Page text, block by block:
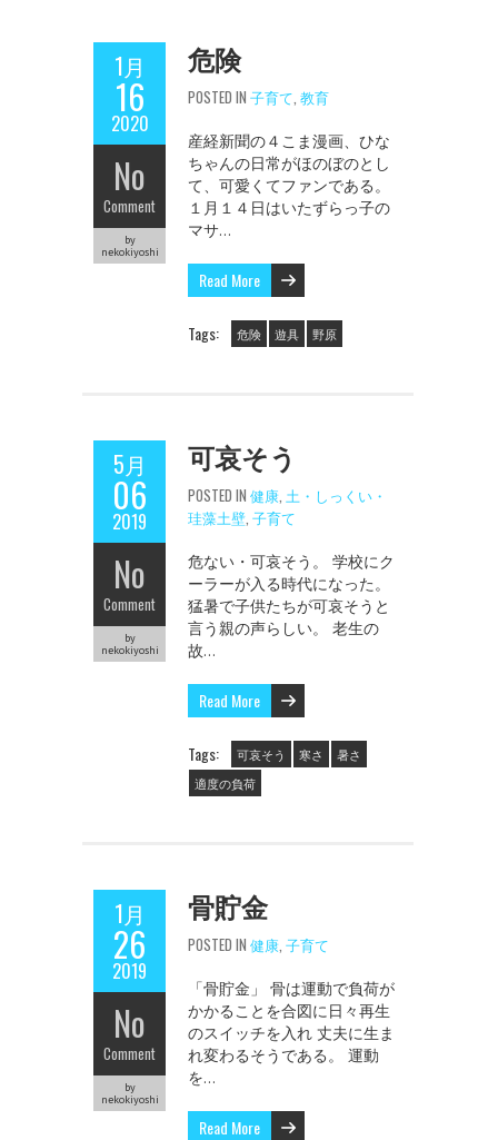
1月
16
2020
No
Comment
by
nekokiyoshi
危険
POSTED IN 子育て 教育
産経新聞の４こま漫画、ひな
ちゃんの日常がほのぼのとし
て、可愛くてファンである。
１月１４日はいたずらっ子の
マサ…
Read More
Tags: 危険 遊具 野原
5月
06
2019
No
Comment
by
nekokiyoshi
可哀そう
POSTED IN 健康 土・しっくい・
珪藻土壁 子育て
危ない・可哀そう。 学校にク
ーラーが入る時代になった。
猛暑で子供たちが可哀そうと
言う親の声らしい。 老生の
故…
Read More
Tags: 可哀そう 寒さ
暑さ
適度の負荷
1月
26
2019
No
Comment
by
nekokiyoshi
骨貯金
POSTED IN 健康 子育て
「骨貯金」 骨は運動で負荷が
かかることを合図に日々再生
のスイッチを入れ 丈夫に生ま
れ変わるそうである。 運動
を…
Read More